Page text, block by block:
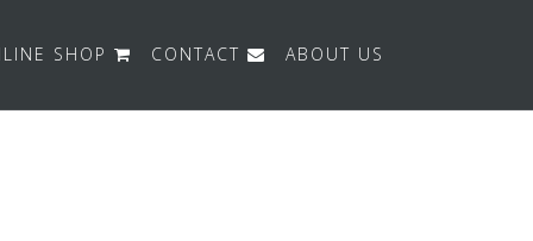
SHOP CONTACT ABOUT US